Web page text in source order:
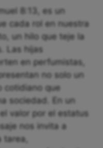
8:13, es un
cada rol en nuestra
un hilo que teje la
Las hijas
en perfumistas,
no solo un
cotidiano que
sociedad. En un
valor por el estatus
nos invita a
tarea,